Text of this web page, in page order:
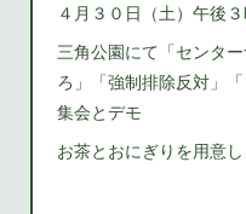
４月３０日（土）午後
三角公園にて「センタ
ろ」「強制排除反対」
集会とデモ
お茶とおにぎりを用意